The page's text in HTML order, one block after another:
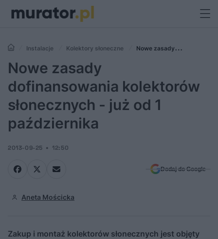
Instalacje Kolektory słoneczne
Nowe zasady
dofinansowania kolektorów słonecznych - już od 1 października
Nowe zasady
dofinansowania kolektorów
słonecznych - już od 1
października
2013-09-25 12:50
Dodaj do Google
Aneta Mościcka
Zakup i montaż kolektorów słonecznych jest objęty